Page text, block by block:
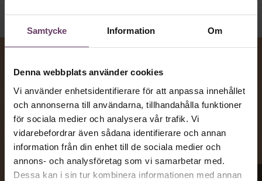
Samtycke Information Om
Denna webbplats använder cookies
Vi använder enhetsidentifierare för att anpassa innehållet
och annonserna till användarna, tillhandahålla funktioner
för sociala medier och analysera vår trafik. Vi
vidarebefordrar även sådana identifierare och annan
information från din enhet till de sociala medier och
annons- och analysföretag som vi samarbetar med.
Dessa kan i sin tur kombinera informationen med annan
Appen Sinceerly imiterar vd:ars kortfattade språk.